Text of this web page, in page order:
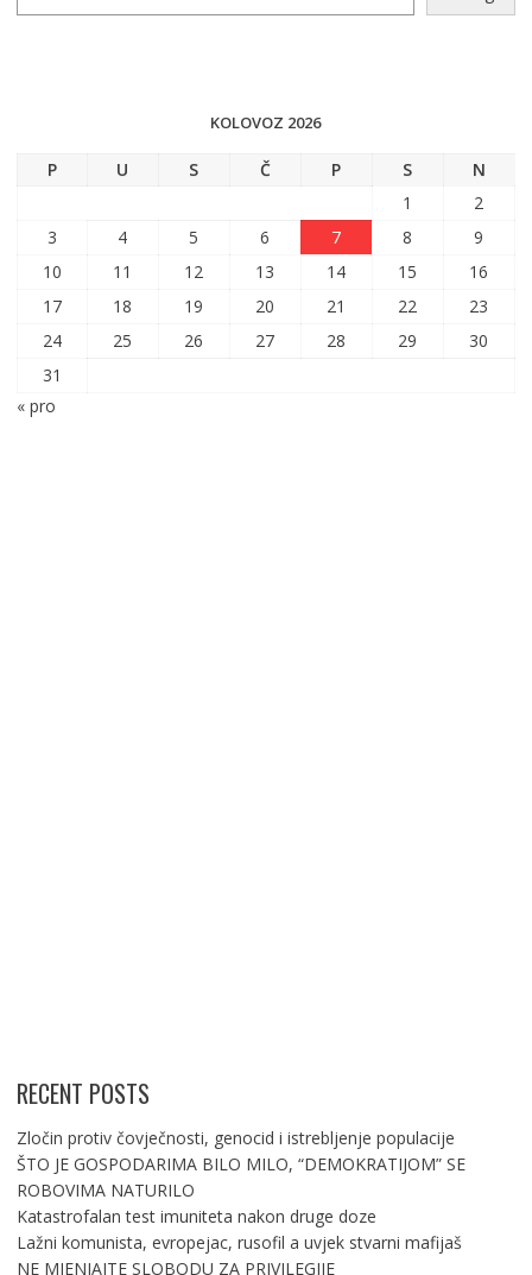
KOLOVOZ 2026
P U S Č P S
N
1
2
3
4 5 6 7 8
9
10
11 12 13 14 15
16
17
18 19 20 21 22
23
24
25 26 27 28 29
30
31
« pro
RECENT POSTS
Zločin protiv čovječnosti, genocid i istrebljenje populacije
ŠTO JE GOSPODARIMA BILO MILO, “DEMOKRATIJOM” SE
ROBOVIMA NATURILO
Katastrofalan test imuniteta nakon druge doze
Lažni komunista, evropejac, rusofil a uvjek stvarni mafijaš
NE MJENJAJTE SLOBODU ZA PRIVILEGIJE